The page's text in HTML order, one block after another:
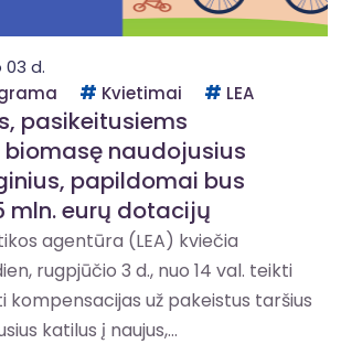
03 d.
Kvietimai LEA
pasikeitusiems
naudojusius
papildomai bus
mln. eurų dotacijų
agentūra (LEA) kviečia
rugpjūčio 3 d., nuo 14 val. teikti
kompensacijas už pakeistus taršius
katilus į naujus,...